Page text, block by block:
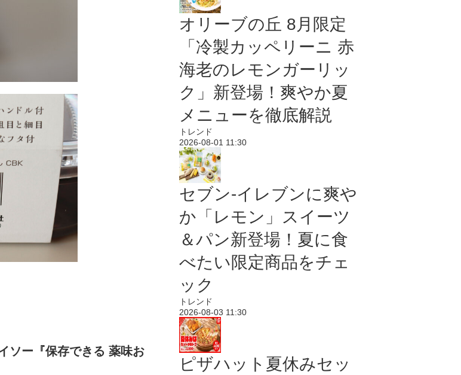
ソー『保存できる 薬味お
オリーブの丘 8月限定
「冷製カッペリーニ 赤
海老のレモンガーリッ
ク」新登場！爽やか夏
メニューを徹底解説
トレンド
2026-08-01 11:30
セブン‐イレブンに爽や
か「レモン」スイーツ
＆パン新登場！夏に食
べたい限定商品をチェ
ック
トレンド
2026-08-03 11:30
ピザハット夏休みセッ